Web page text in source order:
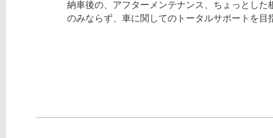
納車後の、アフターメンテナンス、ちょっとした
のみならず、車に関してのトータルサポートを目